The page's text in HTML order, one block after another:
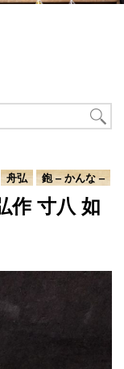
舟弘 鉋 – かんな –
作 寸八 如